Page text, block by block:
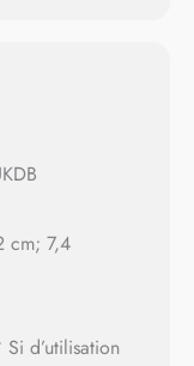
cm; 7,4
d’utilisation